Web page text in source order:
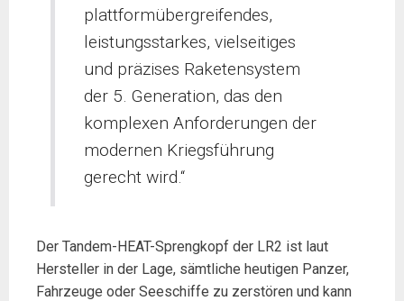
plattformübergreifendes,
leistungsstarkes, vielseitiges
und präzises Raketensystem
der 5. Generation, das den
komplexen Anforderungen der
modernen Kriegsführung
gerecht wird.“
Der Tandem-HEAT-Sprengkopf der LR2 ist laut
Hersteller in der Lage, sämtliche heutigen Panzer,
Fahrzeuge oder Seeschiffe zu zerstören und kann